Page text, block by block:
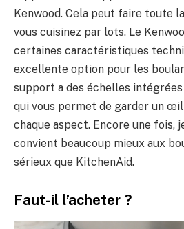
Kenwood. Cela peut faire toute
vous cuisinez par lots. Le
certaines caractéristiques
excellente option pour les
support a des échelles
qui vous permet de garder un
chaque aspect. Encore une fois,
convient beaucoup mieux aux
sérieux que KitchenAid.
Faut-il l’acheter ?